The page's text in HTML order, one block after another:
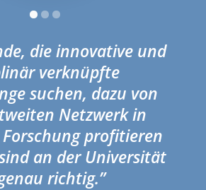
die innovative und
verknüpfte
suchen, dazu von
Netzwerk in
profitieren
an der Universität
richtig.”